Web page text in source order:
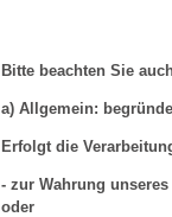
Bitte beachten Sie
a) Allgemein:
Erfolgt die
- zur Wahrung
oder